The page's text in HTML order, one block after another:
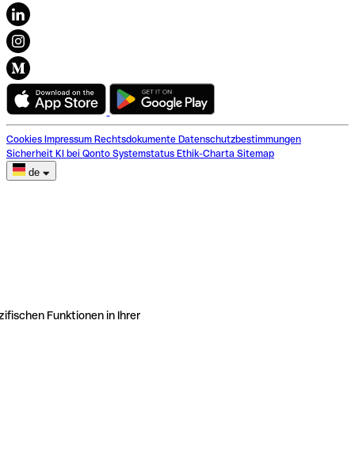
Cookies Impressum Rechtsdokumente Datenschutzbestimmungen
Sicherheit KI bei Qonto Systemstatus Ethik-Charta Sitemap
de
Funktionen in Ihrer